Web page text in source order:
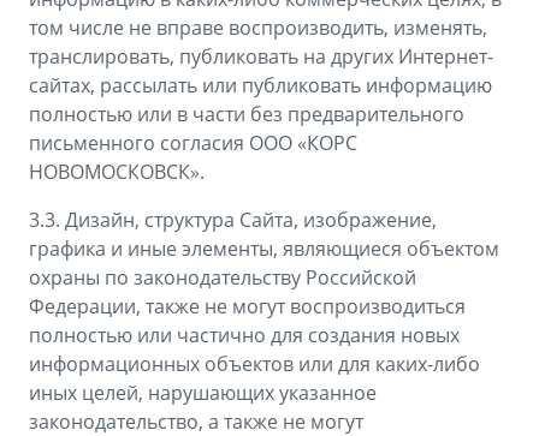
том числе не вправе воспроизводить, изменять,
транслировать, публиковать на других Интернет-
сайтах, рассылать или публиковать информацию
полностью или в части без предварительного
письменного согласия ООО «КОРС
НОВОМОСКОВСК».
3.3. Дизайн, структура Сайта, изображение,
графика и иные элементы, являющиеся объектом
охраны по законодательству Российской
Федерации, также не могут воспроизводиться
полностью или частично для создания новых
информационных объектов или для каких-либо
иных целей, нарушающих указанное
законодательство, а также не могут